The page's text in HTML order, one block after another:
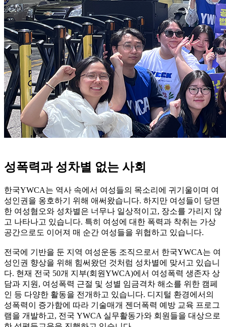
성폭력과 성차별 없는 사회
한국YWCA는 역사 속에서 여성들의 목소리에 귀기울이며 여
성인권을 옹호하기 위해 애써왔습니다. 하지만 여성들이 당면
한 여성혐오와 성차별은 너무나 일상적이고, 장소를 가리지 않
고 나타나고 있습니다. 특히 여성에 대한 폭력과 착취는 가상
공간으로도 이어져 매 순간 여성들을 위협하고 있습니다.
전국에 기반을 둔 지역 여성운동 조직으로서 한국YWCA는 여
성인권 향상을 위해 힘써왔던 것처럼 성차별에 맞서고 있습니
다. 현재 전국 50개 지부(회원YWCA)에서 여성폭력 생존자 상
담과 지원, 여성폭력 근절 및 성별 임금격차 해소를 위한 캠페
인 등 다양한 활동을 전개하고 있습니다. 디지털 환경에서의
성폭력이 증가함에 따라 기술매개 젠더폭력 예방 교육 프로그
램을 개발하고, 전국 YWCA 실무활동가와 회원들을 대상으로